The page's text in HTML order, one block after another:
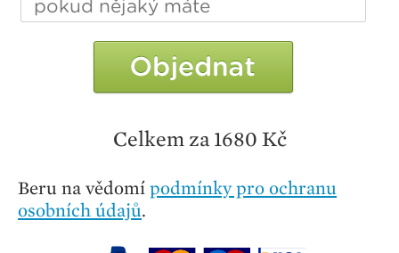
Celkem za 1680 Kč
Beru na vědomí podmínky pro ochranu
osobních údajů.